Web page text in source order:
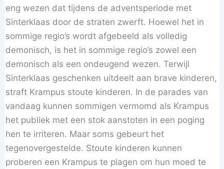
eng wezen dat tijdens de adventsperiode met
Sinterklaas door de straten zwerft. Hoewel het in
sommige regio’s wordt afgebeeld als volledig
demonisch, is het in sommige regio’s zowel een
demonisch als een ondeugend wezen. Terwijl
Sinterklaas geschenken uitdeelt aan brave kinderen,
straft Krampus stoute kinderen. In de parades van
vandaag kunnen sommigen vermomd als Krampus
het publiek met een stok aanstoten in een poging
hen te irriteren. Maar soms gebeurt het
tegenovergestelde. Stoute kinderen kunnen
proberen een Krampus te plagen om hun moed te